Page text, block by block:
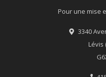
Pour une mise
3340
Lévis